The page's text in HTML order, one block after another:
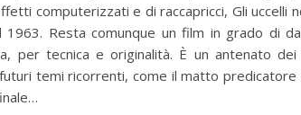
computerizzati e di raccapricci, Gli
Resta comunque un film in grado di
per tecnica e originalità. È un antenato
temi ricorrenti, come il matto predicatore